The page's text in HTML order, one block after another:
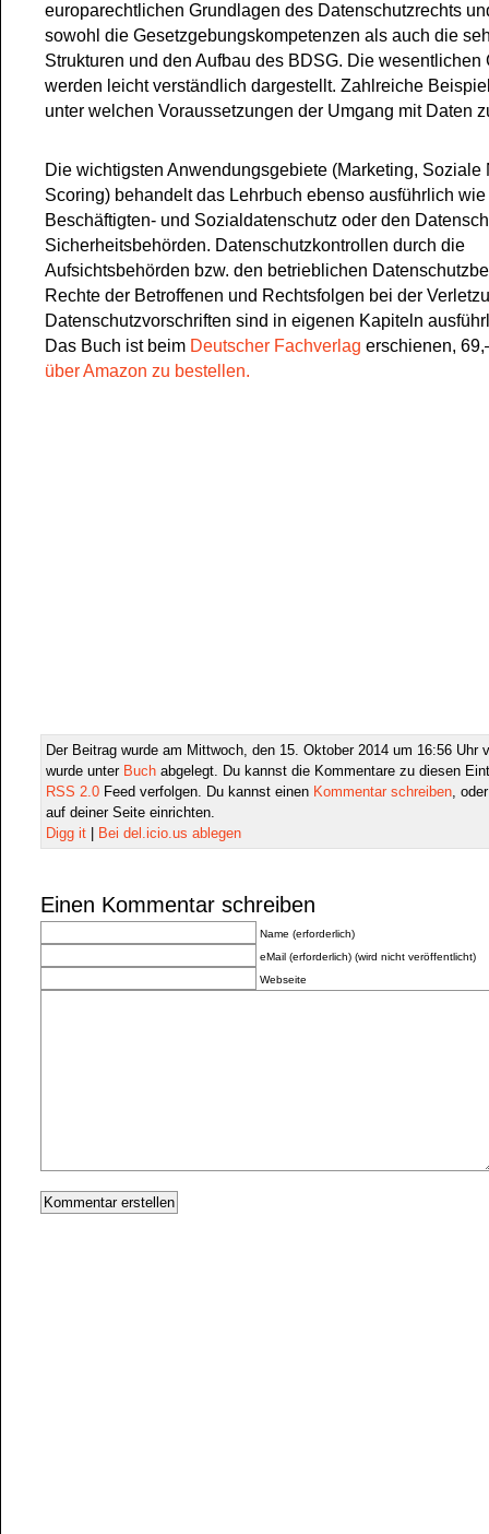
europarechtlichen Grundlagen des Datenschutzrechts
sowohl die Gesetzgebungskompetenzen als auch die
Strukturen und den Aufbau des BDSG. Die wesentlichen
werden leicht verständlich dargestellt. Zahlreiche
unter welchen Voraussetzungen der Umgang mit Daten
Die wichtigsten Anwendungsgebiete (Marketing, Soziale
Scoring) behandelt das Lehrbuch ebenso ausführlich
Beschäftigten- und Sozialdatenschutz oder den
Sicherheitsbehörden. Datenschutzkontrollen durch die
Aufsichtsbehörden bzw. den betrieblichen
Rechte der Betroffenen und Rechtsfolgen bei der
Datenschutzvorschriften sind in eigenen Kapiteln
Das Buch ist beim Deutscher Fachverlag erschienen,
über Amazon zu bestellen.
Der Beitrag wurde am Mittwoch, den 15. Oktober 2014 um 16:56 Uhr
wurde unter Buch abgelegt. Du kannst die Kommentare zu diesen
RSS 2.0 Feed verfolgen. Du kannst einen Kommentar schreiben,
auf deiner Seite einrichten.
Digg it
Bei del.icio.us ablegen
Einen Kommentar schreiben
Name (erforderlich)
eMail (erforderlich) (wird nicht veröffentlicht)
Webseite